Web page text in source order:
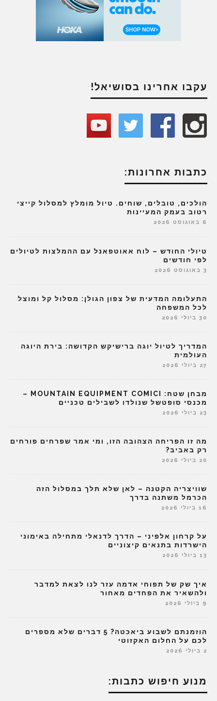
עקבו אחרינו בסושיאל!
כתבות אחרונות:
הולכים, טובלים, שוחים. טיול מומלץ למסלול קייצי
רטוב בעמק המעיינות
6 באוגוסט 2026
טיולי החודש – לוח אאוטפאנל עם ההמלצות לטיולים
לפי חודשים
3 באוגוסט 2026
התעלומה המדעית של צפון הגולן: מסלול קל ומוצל
לכל המשפחה
30 ביולי 2026
המדריך לטיול יוגה ברישיקש הקדושה: בירת היוגה
העולמית
27 ביולי 2026
מבחן שטח: MOUNTAIN EQUIPMENT COMICI –
מכנסי סופטשל שנולדו לשבילים טכניים
23 ביולי 2026
מה זו הפריחה הצהובה הזו, ומי אמר שפרחים פורחים
רק באביב?
20 ביולי 2026
שוויצריה הקטנה – לאן שלא תלך במסלול הזה
הכרמל משתנה בדרך
16 ביולי 2026
על קרחון אלפיני – הדרך לדנאלי מתחילה באימוני
הישרדות בתנאים קיצוניים
13 ביולי 2026
איך שק של תפוחי אדמה עזר לנו לצאת למדבר
ולהשאיר את הפחדים מאחור
9 ביולי 2026
הוזמנתם לשבוע ביאכטה? 5 דברים שלא מספרים
לכם על החלום האקזוטי
2 ביולי 2026
מנוע חיפוש כתבות: